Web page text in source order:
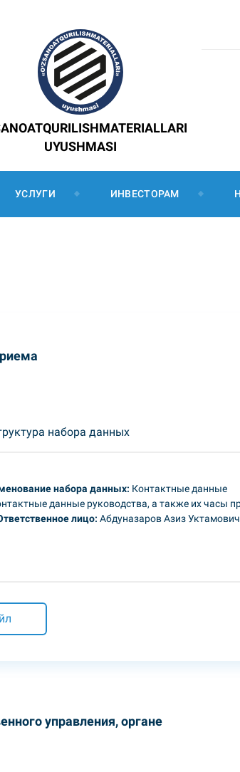
UYUSHMASI
УСЛУГИ ИНВЕСТОРАМ
набора данных
набора данных: Контактные данные
данные руководства, а также их часы
лицо: Абдуназаров Азиз Уктамович
управления, органе